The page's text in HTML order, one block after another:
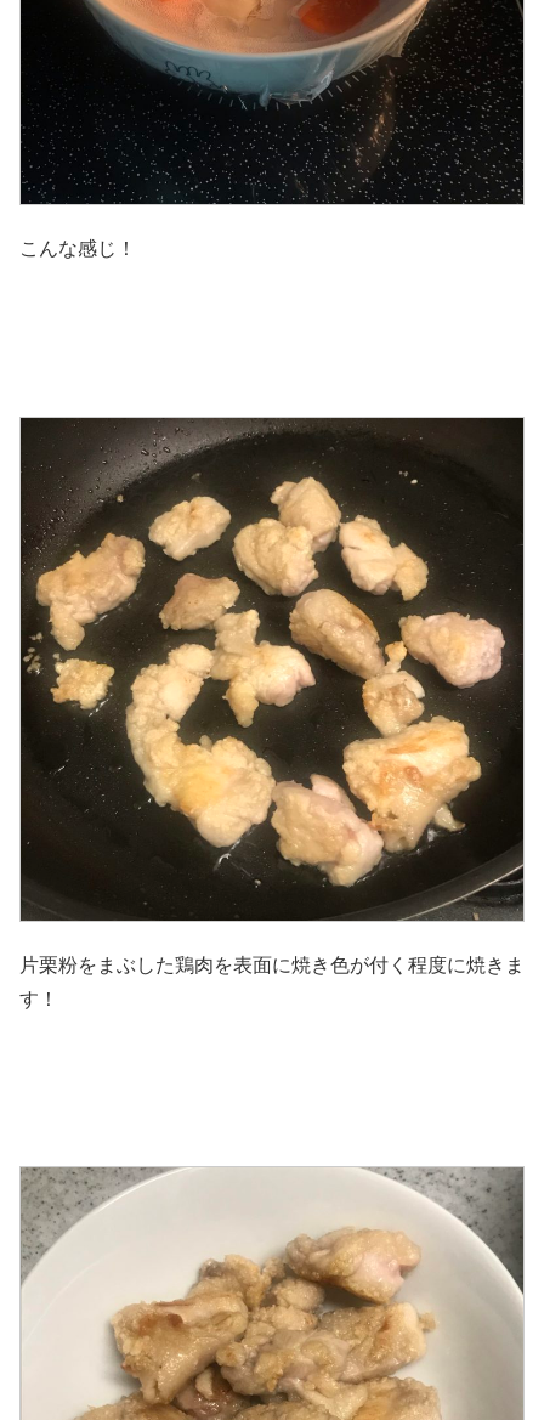
こんな感じ！
片栗粉をまぶした鶏肉を表面に焼き色が付く程度に焼きま
す！